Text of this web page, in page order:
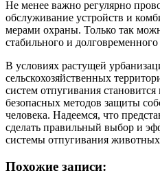
Не менее важно регулярно
обслуживание устройств и
мерами охраны. Только так
стабильного и долговременного
В условиях растущей
сельскохозяйственных
систем отпугивания
безопасных методов защиты
человека. Надеемся, что
сделать правильный выбор и
системы отпугивания
Похожие записи: